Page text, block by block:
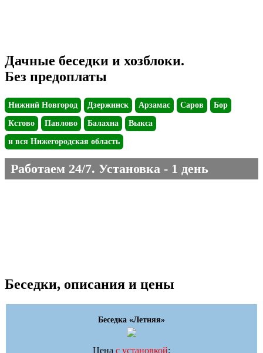
Дачные беседки и хозблоки.
Без предоплаты
Нижний Новгород Дзержинск Арзамас Саров Бор
Кстово Павлово Балахна Выкса
и вся Нижегородская область
Работаем 24/7. Установка - 1 день
Беседки, описания и цены
Беседка «Летняя»
Цена с установкой: